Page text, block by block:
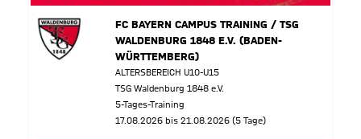
FC BAYERN CAMPUS TRAINING / TSG
WALDENBURG 1848 E.V. (BADEN-
WÜRTTEMBERG)
ALTERSBEREICH U10-U15
TSG Waldenburg 1848 e.V.
5-Tages-Training
17.08.2026 bis 21.08.2026 (5 Tage)